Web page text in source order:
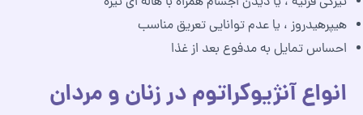
هیپرهیدروز ، یا عدم توانایی تعریق مناسب
احساس تمایل به مدفوع بعد از غذا
انواع آنژیوکراتوم در زنان و مردان